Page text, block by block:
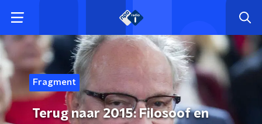
Fragment
Terug naar 2015: Filosoof en